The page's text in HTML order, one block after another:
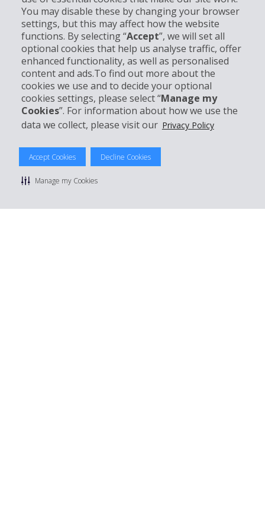
You may disable these by changing your browser
settings, but this may affect how the website
functions. By selecting “Accept”, we will set all
optional cookies that help us analyse traffic, offer
enhanced functionality, as well as personalised
content and ads.To find out more about the
cookies we use and to decide your optional
cookies settings, please select “Manage my
Cookies”. For information about how we use the
data we collect, please visit our Privacy Policy
Accept Cookies Decline Cookies
Manage my Cookies
Entreprise
Support client
Réserver avec Hertz
© 2026 The Hertz System, Inc.
Politique de confidentialité | Conditions d'utilisation du site
Conditions de location |